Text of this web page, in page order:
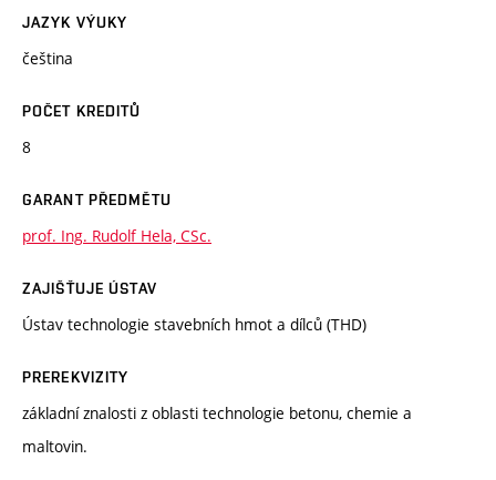
JAZYK VÝUKY
čeština
POČET KREDITŮ
8
GARANT PŘEDMĚTU
prof. Ing. Rudolf Hela, CSc.
ZAJIŠŤUJE ÚSTAV
Ústav technologie stavebních hmot a dílců (THD)
PREREKVIZITY
základní znalosti z oblasti technologie betonu, chemie a
maltovin.